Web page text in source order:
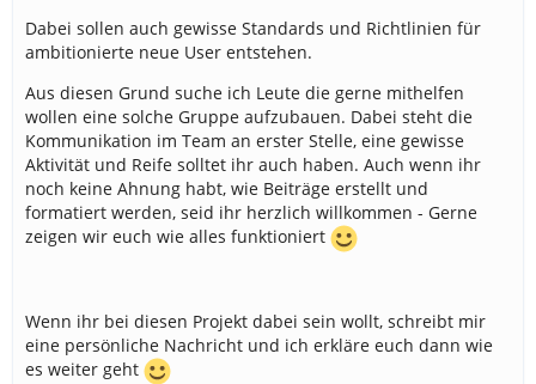
Dabei sollen auch gewisse Standards und Richtlinien für
ambitionierte neue User entstehen.
Aus diesen Grund suche ich Leute die gerne mithelfen
wollen eine solche Gruppe aufzubauen. Dabei steht die
Kommunikation im Team an erster Stelle, eine gewisse
Aktivität und Reife solltet ihr auch haben. Auch wenn ihr
noch keine Ahnung habt, wie Beiträge erstellt und
formatiert werden, seid ihr herzlich willkommen - Gerne
zeigen wir euch wie alles funktioniert
Wenn ihr bei diesen Projekt dabei sein wollt, schreibt mir
eine persönliche Nachricht und ich erkläre euch dann wie
es weiter geht